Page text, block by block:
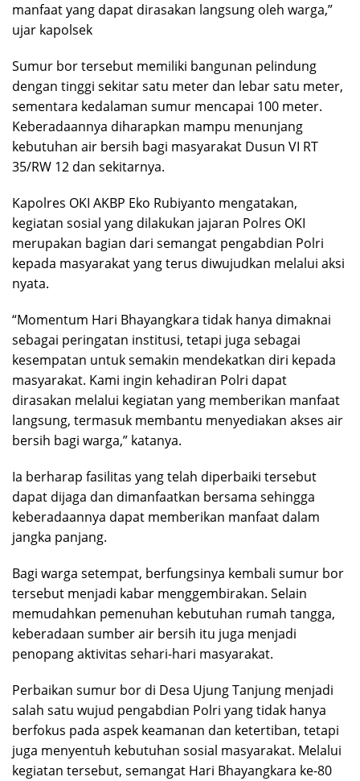
manfaat yang dapat dirasakan langsung oleh warga,”
ujar kapolsek
Sumur bor tersebut memiliki bangunan pelindung
dengan tinggi sekitar satu meter dan lebar satu meter,
sementara kedalaman sumur mencapai 100 meter.
Keberadaannya diharapkan mampu menunjang
kebutuhan air bersih bagi masyarakat Dusun VI RT
35/RW 12 dan sekitarnya.
Kapolres OKI AKBP Eko Rubiyanto mengatakan,
kegiatan sosial yang dilakukan jajaran Polres OKI
merupakan bagian dari semangat pengabdian Polri
kepada masyarakat yang terus diwujudkan melalui aksi
nyata.
“Momentum Hari Bhayangkara tidak hanya dimaknai
sebagai peringatan institusi, tetapi juga sebagai
kesempatan untuk semakin mendekatkan diri kepada
masyarakat. Kami ingin kehadiran Polri dapat
dirasakan melalui kegiatan yang memberikan manfaat
langsung, termasuk membantu menyediakan akses air
bersih bagi warga,” katanya.
Ia berharap fasilitas yang telah diperbaiki tersebut
dapat dijaga dan dimanfaatkan bersama sehingga
keberadaannya dapat memberikan manfaat dalam
jangka panjang.
Bagi warga setempat, berfungsinya kembali sumur bor
tersebut menjadi kabar menggembirakan. Selain
memudahkan pemenuhan kebutuhan rumah tangga,
keberadaan sumber air bersih itu juga menjadi
penopang aktivitas sehari-hari masyarakat.
Perbaikan sumur bor di Desa Ujung Tanjung menjadi
salah satu wujud pengabdian Polri yang tidak hanya
berfokus pada aspek keamanan dan ketertiban, tetapi
juga menyentuh kebutuhan sosial masyarakat. Melalui
kegiatan tersebut, semangat Hari Bhayangkara ke-80